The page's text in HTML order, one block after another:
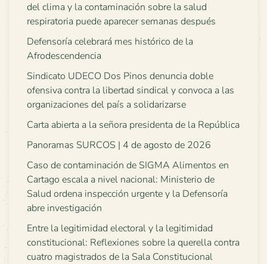
del clima y la contaminación sobre la salud
respiratoria puede aparecer semanas después
Defensoría celebrará mes histórico de la
Afrodescendencia
Sindicato UDECO Dos Pinos denuncia doble
ofensiva contra la libertad sindical y convoca a las
organizaciones del país a solidarizarse
Carta abierta a la señora presidenta de la República
Panoramas SURCOS | 4 de agosto de 2026
Caso de contaminación de SIGMA Alimentos en
Cartago escala a nivel nacional: Ministerio de
Salud ordena inspección urgente y la Defensoría
abre investigación
Entre la legitimidad electoral y la legitimidad
constitucional: Reflexiones sobre la querella contra
cuatro magistrados de la Sala Constitucional